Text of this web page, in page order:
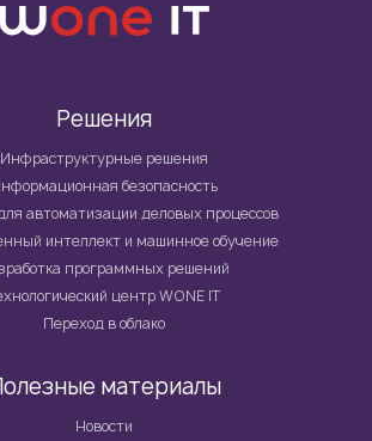
Решения
Инфраструктурные решения
безопасность
автоматизации деловых процессов
интеллект и машинное обучение
программных решений
центр WONE IT
Переход в облако
материалы
Новости